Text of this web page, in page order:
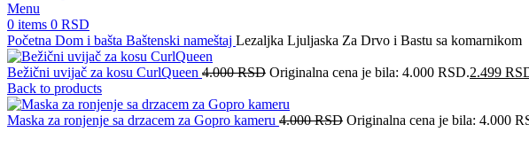
Menu
0 items 0 RSD
Početna Dom i bašta Baštenski nameštaj Lezaljka Ljuljaska Za Drvo i Bastu sa komarnikom
Bežični uvijač za kosu CurlQueen 4.000RSD Originalna cena je bila: 4.000 RSD.2.499
Back to products
Maska za ronjenje sa drzacem za Gopro kameru 4.000RSD Originalna cena je bila: 4.000